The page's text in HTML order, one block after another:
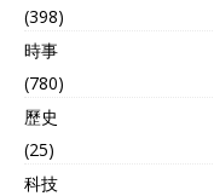
(398)
時事
(780)
歷史
(25)
科技